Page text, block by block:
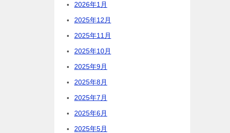
2026年1月
2025年12月
2025年11月
2025年10月
2025年9月
2025年8月
2025年7月
2025年6月
2025年5月